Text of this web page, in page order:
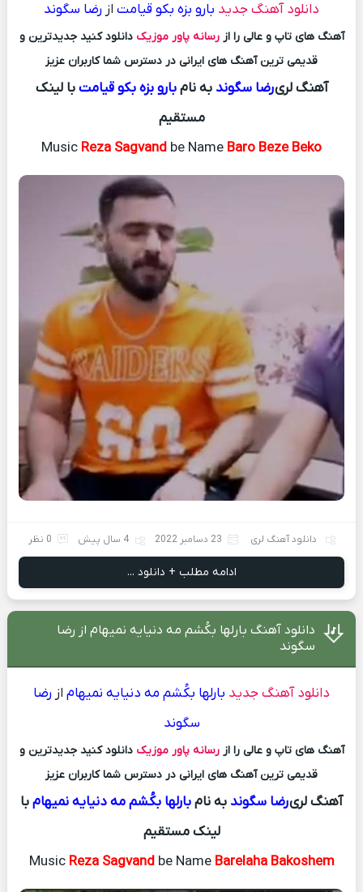
دانلود آهنگ جدید بارو بزه بکو قیامت از رضا سگوند
آهنگ های تاپ و عالی را ازرسانه پاور موزیک دانلود کنید جدیدترین و
قدیمی ترین آهنگ های ایرانی در دسترس شما کاربران عزیز
آهنگ لریرضا سگوند به نامبارو بزه بکو قیامتبا لینک
مستقیم
Music Reza Sagvand be Name Baro Beze Beko
دانلود آهنگ لری 23 دسامبر 2022 4 سال پیش 0 نظر
ادامه مطلب + دانلود ...
دانلود آهنگ بارلها بکُشم مه دنیایه نمیهام از رضا
سگوند
دانلود آهنگ جدید بارلها بکُشم مه دنیایه نمیهام از رضا
سگوند
آهنگ های تاپ و عالی را ازرسانه پاور موزیک دانلود کنید جدیدترین و
قدیمی ترین آهنگ های ایرانی در دسترس شما کاربران عزیز
آهنگ لریرضا سگوند به نامبارلها بکُشم مه دنیایه نمیهامبا
لینک مستقیم
MusicReza Sagvand be NameBarelaha Bakoshem